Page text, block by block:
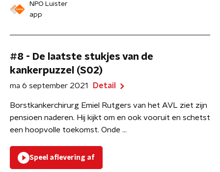
NPO Luister
app
#8 - De laatste stukjes van de
kankerpuzzel (S02)
ma 6 september 2021 Detail
Borstkankerchirurg Emiel Rutgers van het AVL ziet zijn
pensioen naderen. Hij kijkt om en ook vooruit en schetst
een hoopvolle toekomst. Onde ...
Speel aflevering af